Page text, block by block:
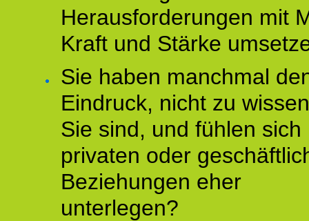
Herausforderungen mit
Kraft und Stärke
Sie haben manchmal
Eindruck, nicht zu
Sie sind, und fühlen sich
privaten oder
Beziehungen eher
unterlegen?